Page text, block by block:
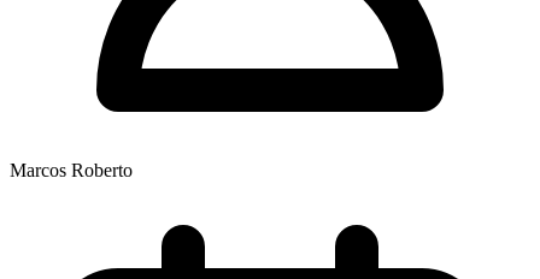
Marcos Roberto